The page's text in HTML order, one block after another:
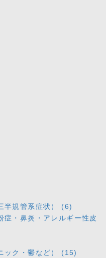
半規管系症状） (6)
症・鼻炎・アレルギー性皮
ック・鬱など） (15)